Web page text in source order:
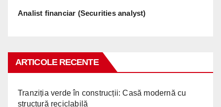
Analist financiar (Securities analyst)
ARTICOLE RECENTE
Tranziția verde în construcții: Casă modernă cu
structură reciclabilă